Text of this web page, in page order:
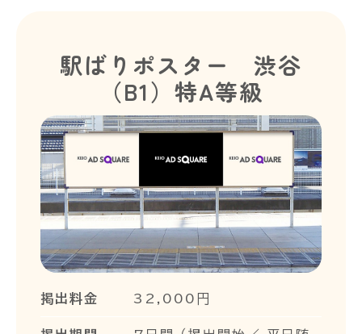
駅ばりポスター 渋谷
（B1）特A等級
掲出料金 32,000円